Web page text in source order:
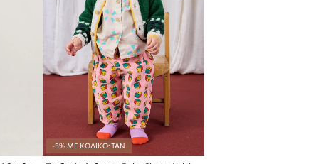
-5% ΜΕ ΚΩΔΙΚΟ: TAN